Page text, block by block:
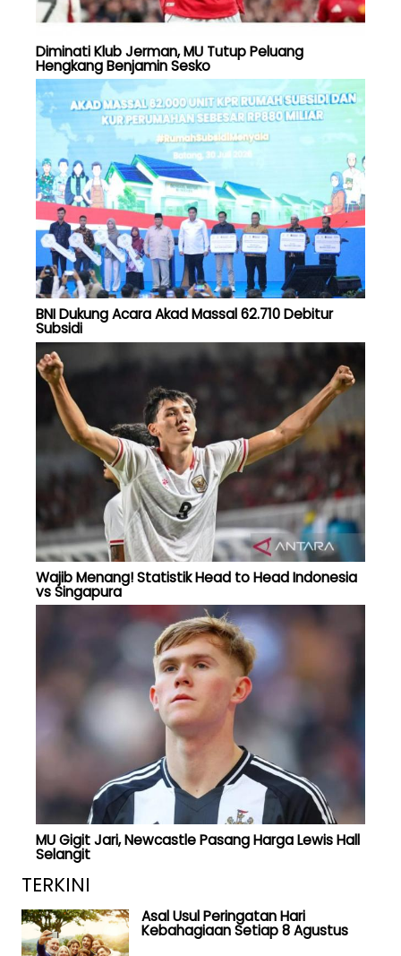
Diminati Klub Jerman, MU Tutup Peluang
Hengkang Benjamin Sesko
BNI Dukung Acara Akad Massal 62.710 Debitur
Subsidi
Wajib Menang! Statistik Head to Head Indonesia
vs Singapura
MU Gigit Jari, Newcastle Pasang Harga Lewis Hall
Selangit
TERKINI
Asal Usul Peringatan Hari
Kebahagiaan Setiap 8 Agustus